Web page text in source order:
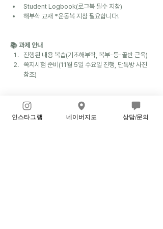
Student Logbook(로그북 필수 지참)
해부학 교재 *운동복 지참 필요합니다!
📚 과제 안내
진행된 내용 복습(기초해부학, 복부-등-골반 근육)
쪽지시험 준비(11월 5일 수요일 진행, 단톡방 사진
참조)
궁금한 점은 언제든 문의주시고, 과제 확인을 위해 공지에
댓글 꼭 남겨주세요~!
인스타그램 네이버지도 상담/문의